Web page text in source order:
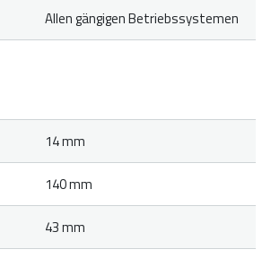
Allen gängigen Betriebssystemen
14 mm
140 mm
43 mm